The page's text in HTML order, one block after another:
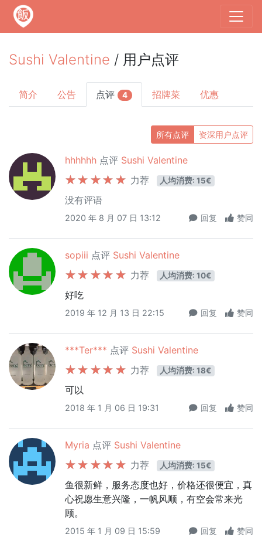
Sushi Valentine / 用户点评
简介 公告 点评 4 招牌菜 优惠
所有点评 资深用户点评
hhhhhh 点评 Sushi Valentine
力荐
人均消费: 15€
没有评语
2020 年 8 月 07 日 13:12 回复 赞同
sopiii 点评 Sushi Valentine
力荐
人均消费: 10€
好吃
2019 年 12 月 13 日 22:15 回复 赞同
***Ter*** 点评 Sushi Valentine
力荐
人均消费: 18€
可以
2018 年 1 月 06 日 19:31 回复 赞同
Myria 点评 Sushi Valentine
力荐
人均消费: 15€
鱼很新鲜，服务态度也好，价格还很便宜，真
心祝愿生意兴隆，一帆风顺，有空会常来光
顾。
2015 年 1 月 09 日 15:59 回复 赞同